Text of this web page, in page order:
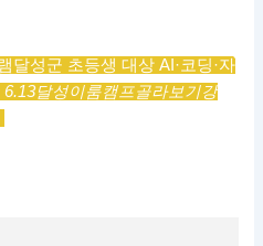
달성군 초등생 대상 AI·코딩·자
6.13달성이룸캠프골라보기강